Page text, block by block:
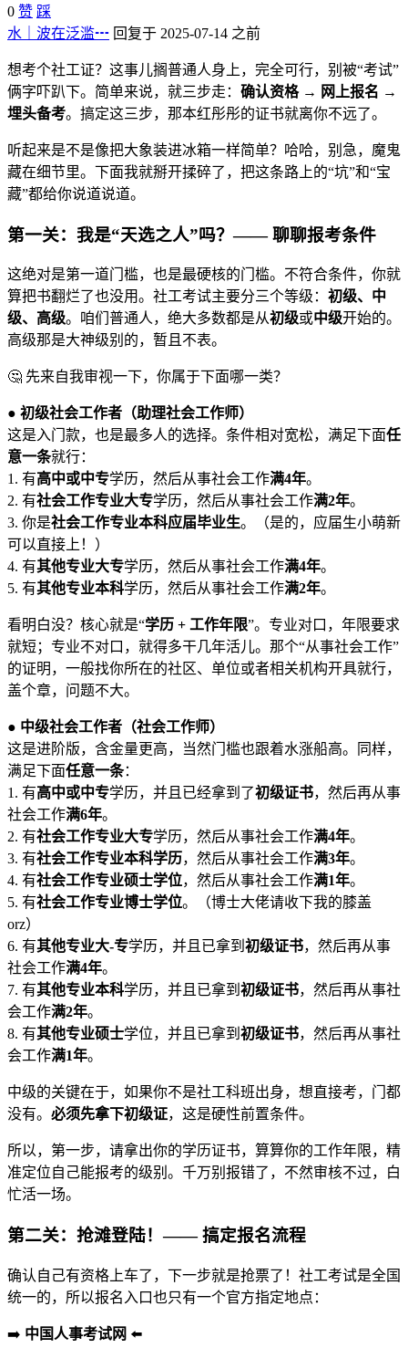
0 赞 踩
水｜波在泛滥┅ 回复于 2025-07-14 之前
想考个社工证？这事儿搁普通人身上，完全可行，别被“考试”
俩字吓趴下。简单来说，就三步走： 确认资格 → 网上报名 →
埋头备考。搞定这三步，那本红彤彤的证书就离你不远了。
听起来是不是像把大象装进冰箱一样简单？哈哈，别急，魔鬼
藏在细节里。下面我就掰开揉碎了，把这条路上的“坑”和“宝
藏”都给你说道说道。
第一关：我是“天选之人”吗？—— 聊聊报考条件
这绝对是第一道门槛，也是最硬核的门槛。不符合条件，你就
算把书翻烂了也没用。社工考试主要分三个等级： 初级、中
级、高级。咱们普通人，绝大多数都是从初级或中级开始的。
高级那是大神级别的，暂且不表。
🤔 先来自我审视一下，你属于下面哪一类？
● 初级社会工作者（助理社会工作师）
这是入门款，也是最多人的选择。条件相对宽松，满足下面任
意一条就行：
1. 有高中或中专学历，然后从事社会工作满4年。
2. 有社会工作专业大专学历，然后从事社会工作满2年。
3. 你是社会工作专业本科应届毕业生。（是的，应届生小萌新
可以直接上！）
4. 有其他专业大专学历，然后从事社会工作满4年。
5. 有其他专业本科学历，然后从事社会工作满2年。
看明白没？核心就是“学历 + 工作年限”。专业对口，年限要求
就短；专业不对口，就得多干几年活儿。那个“从事社会工作”
的证明，一般找你所在的社区、单位或者相关机构开具就行，
盖个章，问题不大。
● 中级社会工作者（社会工作师）
这是进阶版，含金量更高，当然门槛也跟着水涨船高。同样，
满足下面任意一条：
1. 有高中或中专学历，并且已经拿到了初级证书，然后再从事
社会工作满6年。
2. 有社会工作专业大专学历，然后从事社会工作满4年。
3. 有社会工作专业本科学历，然后从事社会工作满3年。
4. 有社会工作专业硕士学位，然后从事社会工作满1年。
5. 有社会工作专业博士学位。（博士大佬请收下我的膝盖
orz）
6. 有其他专业大-专学历，并且已拿到 初级证书，然后再从事
社会工作满4年。
7. 有其他专业本科学历，并且已拿到 初级证书，然后再从事社
会工作满2年。
8. 有其他专业硕士学位，并且已拿到 初级证书，然后再从事社
会工作满1年。
中级的关键在于，如果你不是社工科班出身，想直接考，门都
没有。 必须先拿下初级证，这是硬性前置条件。
所以，第一步，请拿出你的学历证书，算算你的工作年限，精
准定位自己能报考的级别。千万别报错了，不然审核不过，白
忙活一场。
第二关：抢滩登陆！—— 搞定报名流程
确认自己有资格上车了，下一步就是抢票了！社工考试是全国
统一的，所以报名入口也只有一个官方指定地点：
➡️ 中国人事考试网 ⬅️